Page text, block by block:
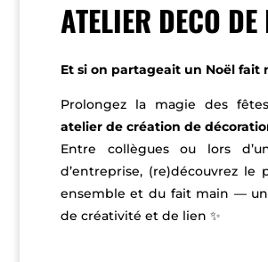
ATELIER DECO DE
Et si on partageait un Noël fait
Prolongez la magie des
atelier de création de
Entre collègues ou lors
d’entreprise, (re)découvrez le
ensemble et du fait main —
de créativité et de lien ✨